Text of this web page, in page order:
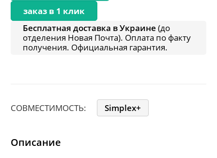
заказ в 1 клик
Бесплатная доставка в Украине (до
отделения Новая Почта). Оплата по факту
получения. Официальная гарантия.
СОВМЕСТИМОСТЬ: Simplex+
Описание